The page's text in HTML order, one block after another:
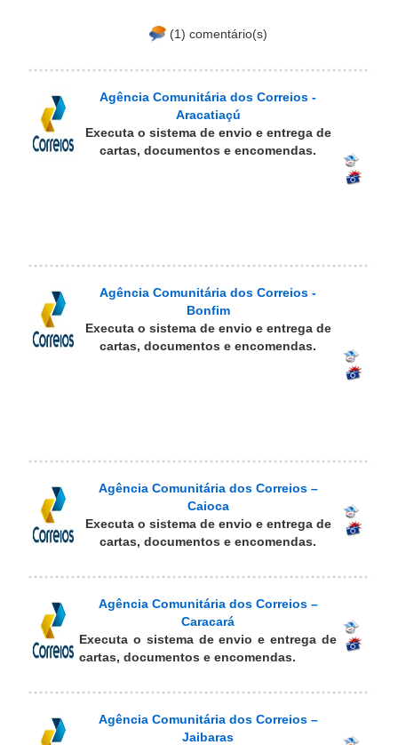
(1) comentário(s)
Agência Comunitária dos Correios -
Aracatiaçú
Executa o sistema de envio e entrega de
cartas, documentos e encomendas.
Agência Comunitária dos Correios -
Bonfim
Executa o sistema de envio e entrega de
cartas, documentos e encomendas.
Agência Comunitária dos Correios –
Caioca
Executa o sistema de envio e entrega de
cartas, documentos e encomendas.
Agência Comunitária dos Correios –
Caracará
Executa o sistema de envio e entrega de
cartas, documentos e encomendas.
Agência Comunitária dos Correios –
Jaibaras